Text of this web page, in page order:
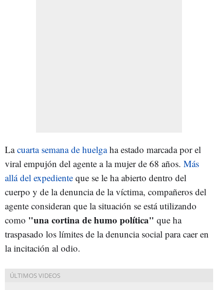
Lacuarta semana de huelgaha estado marcada por el
viral empujón del agente a la mujer de 68 años. Más
allá del expediente que se le ha abierto dentro del
cuerpo y de la denuncia de la víctima, compañeros del
agente consideran que la situación se está utilizando
como "una cortina de humo política" que ha
traspasado los límites de la denuncia social para caer en
la incitación al odio.